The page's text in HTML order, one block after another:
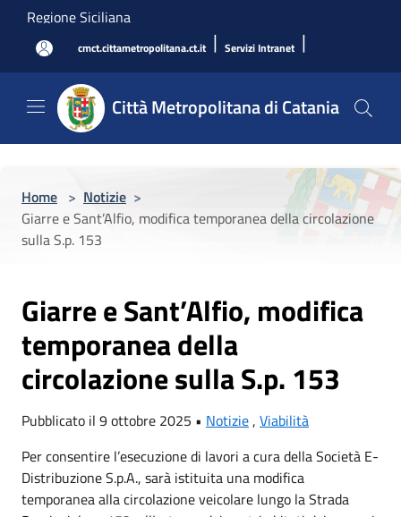
Salta al contenuto principale
Regione Siciliana
cmct.cittametropolitana.ct.it | Servizi Intranet |
Città Metropolitana di Catania
Home > Notizie >
Giarre e Sant’Alfio, modifica temporanea della circolazione
sulla S.p. 153
Giarre e Sant’Alfio, modifica
temporanea della
circolazione sulla S.p. 153
Pubblicato il 9 ottobre 2025 • Notizie, Viabilità
Per consentire l’esecuzione di lavori a cura della Società E-
Distribuzione S.p.A., sarà istituita una modifica
temporanea alla circolazione veicolare lungo la Strada